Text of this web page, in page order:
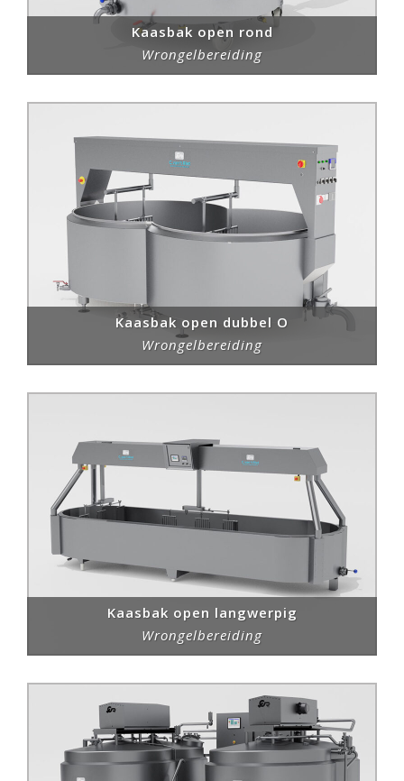
Kaasbak open rond
Wrongelbereiding
Kaasbak open dubbel O
Wrongelbereiding
Kaasbak open langwerpig
Wrongelbereiding